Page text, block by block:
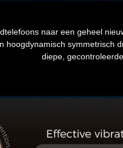
naar een geheel
hoogdynamisch symmetrisch
diepe,